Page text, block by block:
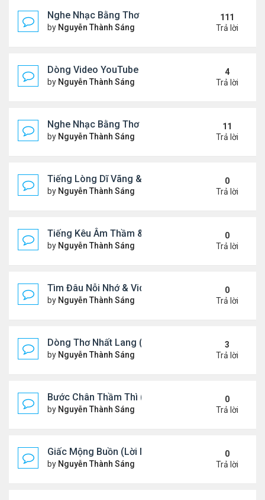
Nghe Nhạc Bằng Thơ - Ngâm Nga Thơ & Đọc Thơ
by Nguyễn Thành Sáng Thứ 7 Tháng 2 15, 2025 9:08
111
Trả lời
Dòng Video YouTube "Bài Thơ" - Nghe Nhạc Bằng
by Nguyễn Thành Sáng Thứ 2 Tháng 3 17, 2025 2:37
4
Trả lời
Nghe Nhạc Bằng Thơ - Video Đọc Thơ - Thơ Hay
by Nguyễn Thành Sáng Chủ nhật Tháng 2 23, 2025
11
Trả lời
Tiếng Lòng Dĩ Vãng & Video YouTube Ngâm Nga
by Nguyễn Thành Sáng Thứ 6 Tháng 2 14, 2025 10:11
0
Trả lời
Tiếng Kêu Âm Thầm & Video YouTube Ngâm Nga
by Nguyễn Thành Sáng Thứ 4 Tháng 2 12, 2025 7:59
0
Trả lời
Tìm Đâu Nỗi Nhớ & Video YouTube Ngâm Nga Bài
by Nguyễn Thành Sáng Chủ nhật Tháng 2 09, 2025
0
Trả lời
Dòng Thơ Nhất Lang (Nguyễn Thành Sáng) - 1
by Nguyễn Thành Sáng Thứ 7 Tháng 2 01, 2025 10:34
3
Trả lời
Bước Chân Thầm Thì (Video YouTube Ngâm Nga
by Nguyễn Thành Sáng Thứ 5 Tháng 1 30, 2025 8:48
0
Trả lời
Giấc Mộng Buồn (Lời Ngỏ & Video Ngâm Nga Thơ
by Nguyễn Thành Sáng Thứ 7 Tháng 1 25, 2025 7:52
0
Trả lời